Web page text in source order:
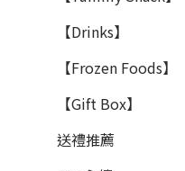
【Drinks】
【Frozen Foods】
【Gift Box】
送禮推薦